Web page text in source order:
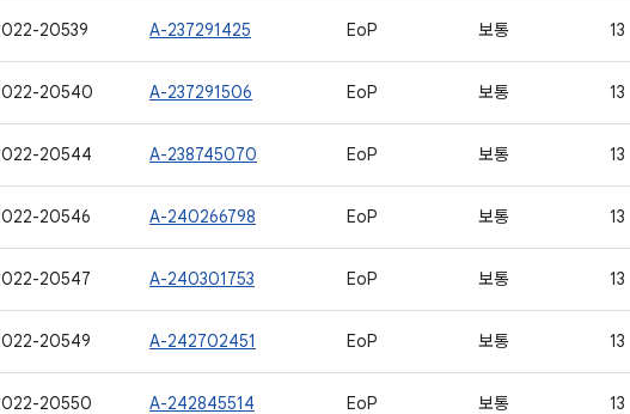
20539 A-237291425 EoP 보통 13
20540 A-237291506 EoP 보통 13
20544 A-238745070 EoP 보통 13
20546 A-240266798 EoP 보통 13
20547 A-240301753 EoP 보통 13
20549 A-242702451 EoP 보통 13
20550 A-242845514 EoP 보통 13